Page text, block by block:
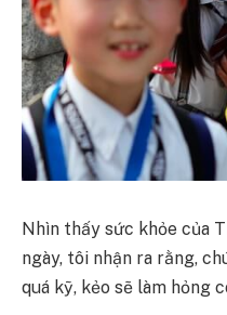
Nhìn thấy sức khỏe của
ngày, tôi nhận ra rằng,
quá kỹ, kẻo sẽ làm hỏng